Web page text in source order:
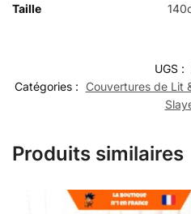
Taille
UGS :
Catégories :
Couvertures de Lit
Produits similaires